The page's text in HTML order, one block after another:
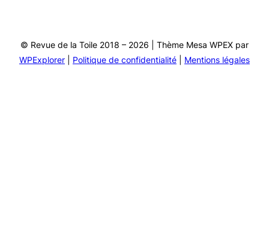
© Revue de la Toile 2018 – 2026 | Thème Mesa WPEX par
WPExplorer
Politique de confidentialité Mentions légales